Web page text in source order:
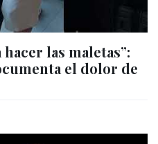
las maletas”:
el dolor de